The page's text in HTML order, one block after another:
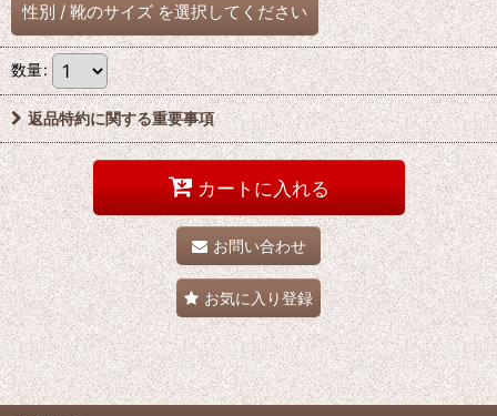
性別 / 靴のサイズ を選択してください
数量:
返品特約に関する重要事項
カートに入れる
お問い合わせ
お気に入り登録